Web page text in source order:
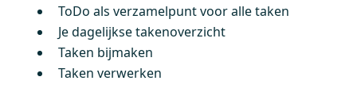
ToDo als verzamelpunt voor alle taken
Je dagelijkse takenoverzicht
Taken bijmaken
Taken verwerken